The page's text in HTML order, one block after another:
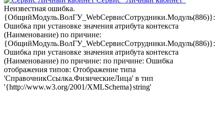
Неизвестная ошибка.
{ОбщийМодуль.ВолГУ_WebСервисСотрудники.Модуль(886)}:
Ошибка при установке значения атрибута контекста
(Наименование) по причине:
{ОбщийМодуль.ВолГУ_WebСервисСотрудники.Модуль(886)}:
Ошибка при установке значения атрибута контекста
(Наименование) по причине: по причине: Ошибка
отображения типов: Отображение типа
'СправочникСсылка.ФизическиеЛица' в тип
'{http://www.w3.org/2001/XMLSchema}string'